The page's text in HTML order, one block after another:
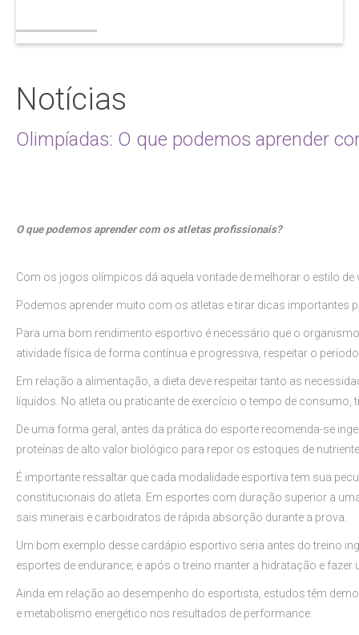
Notícias
Olimpíadas: O que podemos aprender
O que podemos aprender com os atletas profissionais?
Com os jogos olímpicos dá aquela vontade de melhorar o estilo
Podemos aprender muito com os atletas e tirar dicas importantes
Para uma bom rendimento esportivo é necessário que o
atividade física de forma contínua e progressiva, respeitar o
Em relação a alimentação, a dieta deve respeitar tanto as
líquidos. No atleta ou praticante de exercício o tempo de
De uma forma geral, antes da prática do esporte recomenda-se
proteínas de alto valor biológico para repor os estoques de
É importante ressaltar que cada modalidade esportiva tem sua
constitucionais do atleta. Em esportes com duração superior a
sais minerais e carboidratos de rápida absorção durante a prova.
Um bom exemplo desse cardápio esportivo seria antes do treino
esportes de endurance; e após o treino manter a hidratação e
Ainda em relação ao desempenho do esportista, estudos têm
e metabolismo energético nos resultados de performance.